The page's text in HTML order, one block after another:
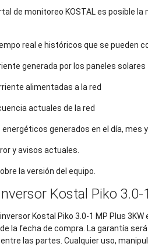
de monitoreo KOSTAL es posible
real e históricos que se pueden
generada por los paneles solares
alimentadas a la red
actuales de la red
generados en el día, mes
y avisos actuales.
la versión del equipo.
Kostal Piko 3.0-
Kostal Piko 3.0-1 MP Plus
la fecha de compra. La garantía
las partes. Cualquier uso,